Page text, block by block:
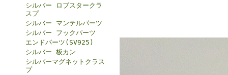
シルバー ロブスタークラ
スプ
シルバー マンテルパーツ
シルバー フックパーツ
エンドパーツ(SV925)
シルバー 板カン
シルバーマグネットクラス
プ